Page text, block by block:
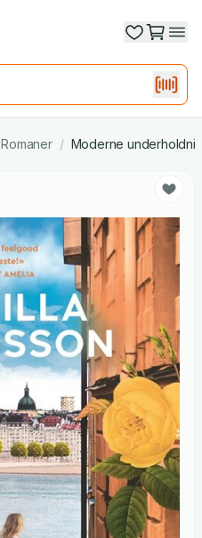
Romaner / Moderne